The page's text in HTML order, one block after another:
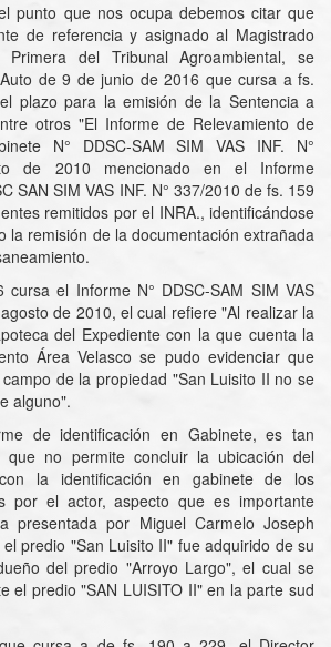
punto que nos ocupa debemos citar que
de referencia y asignado al Magistrado
del Tribunal Agroambiental, se
de 9 de junio de 2016 que cursa a fs.
plazo para la emisión de la Sentencia a
otros "El Informe de Relevamiento de
N° DDSC-SAM SIM VAS INF. N°
de 2010 mencionado en el Informe
SAN SIM VAS INF. N° 337/2010 de fs. 159
remitidos por el INRA., identificándose
la remisión de la documentación extrañada
el Informe N° DDSC-SAM SIM VAS
de 2010, el cual refiere "Al realizar la
del Expediente con la que cuenta la
Área Velasco se pudo evidenciar que
de la propiedad "San Luisito II no se
alguno".
de identificación en Gabinete, es tan
que no permite concluir la ubicación del
la identificación en gabinete de los
por el actor, aspecto que es importante
presentada por Miguel Carmelo Joseph
predio "San Luisito II" fue adquirido de su
del predio "Arroyo Largo", el cual se
el predio "SAN LUISITO II" en la parte sud